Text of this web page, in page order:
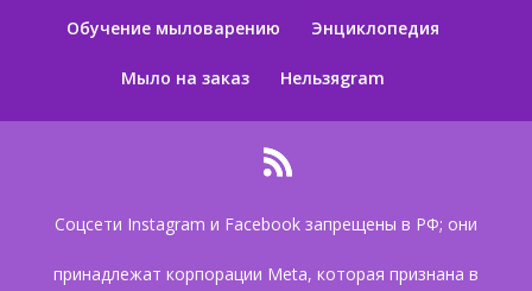
Обучение мыловарению Энциклопедия
Мыло на заказ Нельзяgram
Соцсети Instagram и Facebook запрещены в РФ; они
принадлежат корпорации Meta, которая признана в